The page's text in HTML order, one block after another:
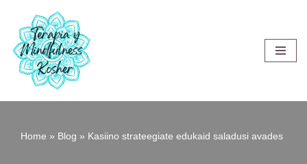
Saltar
al
contenido
Home » Blog » Kasiino strateegiate edukaid saladusi avades